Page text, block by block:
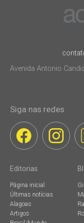
Avenida Antonio
Siga nas redes
Editorias
Página inicial
Últimas notícias
Alagoas
Artigos